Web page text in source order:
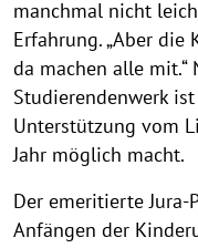
manchmal nicht
Erfahrung. „Aber
da machen alle mit.“
Studierendenwerk
Unterstützung vom
Jahr möglich macht.
Der emeritierte Jura-
Anfängen der